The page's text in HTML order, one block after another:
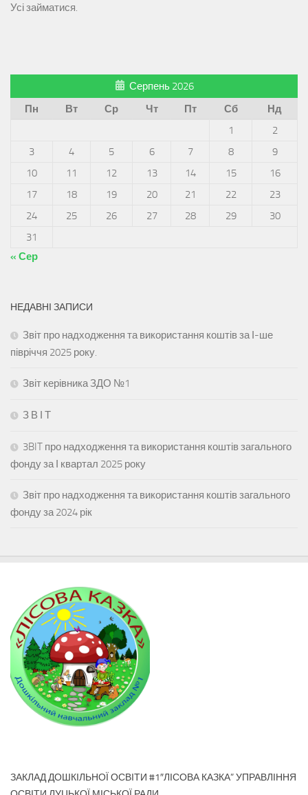
Усі займатися.
Серпень 2026
Пн
Вт Ср Чт Пт Сб
Нд
1
2
3
4 5 6 7 8
9
10
11 12 13 14 15
16
17
18 19 20 21 22
23
24
25 26 27 28 29
30
31
« Сер
НЕДАВНІ ЗАПИСИ
Звіт про надходження та використання коштів за І-ше
півріччя 2025 року.
Звіт керівника ЗДО №1
З В І Т
3BIT про надходження та використання коштів загального
фонду за І квартал 2025 року
Звіт про надходження та використання коштів загального
фонду за 2024 рік
ЗАКЛАД ДОШКІЛЬНОЇ ОСВІТИ #1″ЛІСОВА КАЗКА” УПРАВЛІННЯ